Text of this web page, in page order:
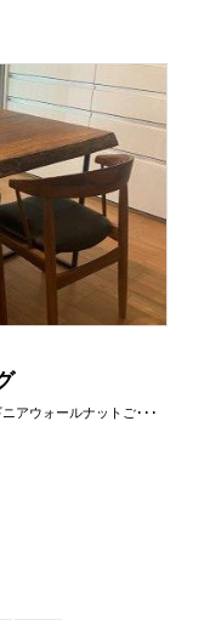
アウォールナットご･･･